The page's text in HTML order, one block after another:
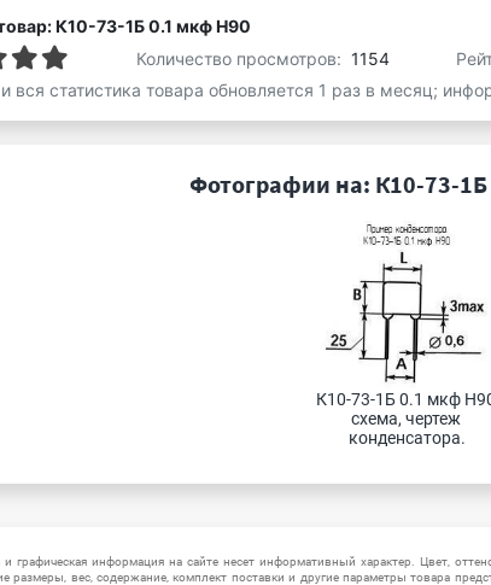
К10-73-1Б 0.1 мкф Н90
Количество просмотров: 1154
вся статистика товара обновляется 1 раз в месяц;
Фотографии на: К10-73-
К10-73-1Б 0.1 мкф
схема, чертеж
конденсатора.
и графическая информация на сайте несет информативный характер. Цвет,
размеры, вес, содержание, комплект поставки и другие параметры товара